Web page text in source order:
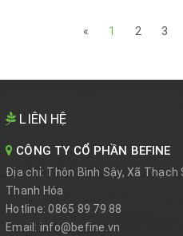
« 1 2 3
LIÊN HỆ
CÔNG TY CỔ PHẦN BEFINE
Địa chỉ: Thôn Bình Sậy, Xã
Thanh Hóa
Hotline: 0865 89 79 88
Email: info@befine.vn